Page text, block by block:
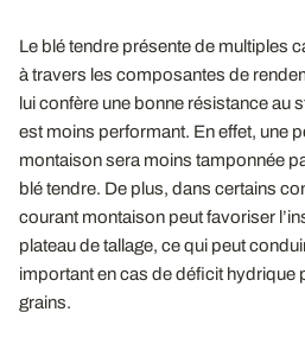
Le blé tendre présente de multiples
à travers les composantes de
lui confère une bonne résistance au
est moins performant. En effet, une
montaison sera moins tamponnée
blé tendre. De plus, dans certains
courant montaison peut favoriser
plateau de tallage, ce qui peut
important en cas de déficit hydrique
grains.